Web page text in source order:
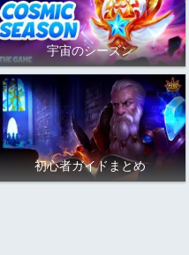
宇宙のシーズン
初心者ガイドまとめ